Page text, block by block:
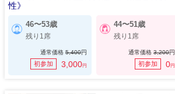
性》
46〜53歳
残り1席
通常価格 5,400円
初参加 3,000円
44〜51歳
残り1席
通常価格3,200円
初参加 0円